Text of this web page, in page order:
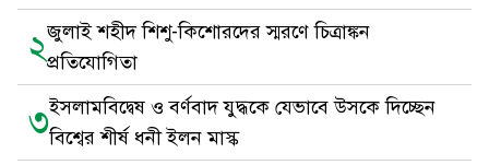
২জুলাই শহীদ শিশু-কিশোরদের স্মরণে চিত্রাঙ্কন
প্রতিযোগিতা
৩ইসলামবিদ্বেষ ও বর্ণবাদ যুদ্ধকে যেভাবে উসকে দিচ্ছেন
বিশ্বের শীর্ষ ধনী ইলন মাস্ক